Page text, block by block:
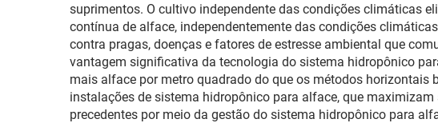
suprimentos. O cultivo independente das condições climáticas
contínua de alface, independentemente das condições
contra pragas, doenças e fatores de estresse ambiental que
vantagem significativa da tecnologia do sistema hidropônico
mais alface por metro quadrado do que os métodos
instalações de sistema hidropônico para alface, que
precedentes por meio da gestão do sistema hidropônico para